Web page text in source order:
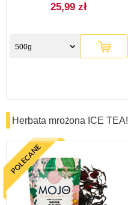
25,99 zł
500g
Herbata mrożona ICE TEA!